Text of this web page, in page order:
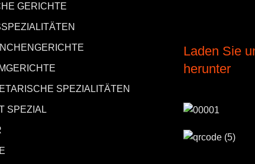
GERICHTE
SPEZIALITÄTEN
SPEZIAL
Laden Sie
herunter